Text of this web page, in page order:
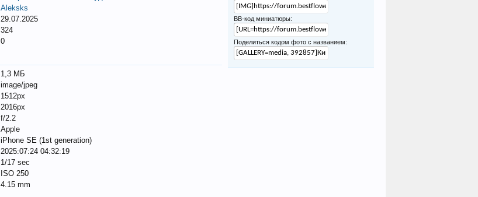
Aleksks
29.07.2025
324
0
1,3 МБ
image/jpeg
1512px
2016px
f/2.2
Apple
iPhone SE (1st generation)
2025:07:24 04:32:19
1/17 sec
ISO 250
4.15 mm
BB-код миниатюры:
Поделиться кодом фото с названием: